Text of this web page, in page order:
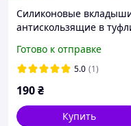
Силиконовые
антискользящие в
прозрачные для обуви
для смягчения
Готово к отправке
5.0 (1)
190₴
Купить